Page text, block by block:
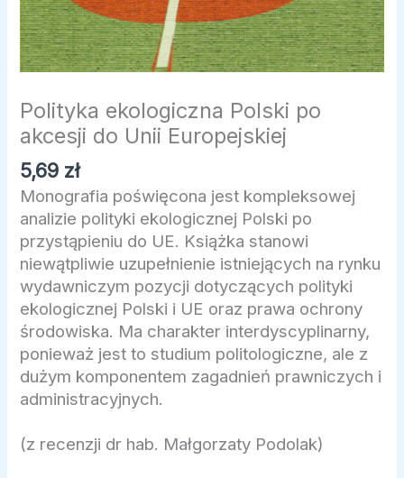
Polityka ekologiczna Polski po
akcesji do Unii Europejskiej
5,69 zł
Monografia poświęcona jest kompleksowej
analizie polityki ekologicznej Polski po
przystąpieniu do UE. Książka stanowi
niewątpliwie uzupełnienie istniejących na rynku
wydawniczym pozycji dotyczących polityki
ekologicznej Polski i UE oraz prawa ochrony
środowiska. Ma charakter interdyscyplinarny,
ponieważ jest to studium politologiczne, ale z
dużym komponentem zagadnień prawniczych i
administracyjnych.
(z recenzji dr hab. Małgorzaty Podolak)